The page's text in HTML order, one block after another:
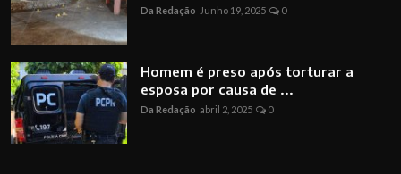
Da Redação Junho 19, 2025 0
Homem é preso após torturar a
esposa por causa de ...
Da Redação abril 2, 2025 0